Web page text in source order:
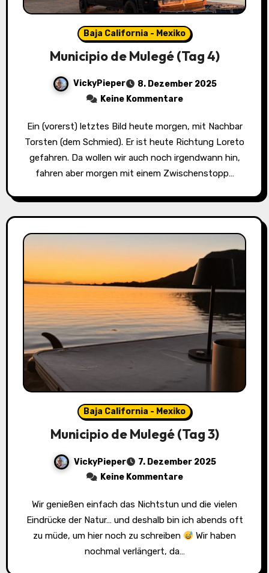
Baja California - Mexiko
Municipio de Mulegé (Tag 4)
VickyPieper
8. Dezember 2025
Keine Kommentare
Ein (vorerst) letztes Bild heute morgen, mit Nachbar
Torsten (dem Schmied). Er ist heute Richtung Loreto
gefahren. Da wollen wir auch noch irgendwann hin,
fahren aber morgen mit einem Zwischenstopp…
Baja California - Mexiko
Municipio de Mulegé (Tag 3)
VickyPieper
7. Dezember 2025
Keine Kommentare
Wir genießen einfach das Nichtstun und die vielen
Eindrücke der Natur… und deshalb bin ich abends oft
zu müde, um hier noch zu schreiben
Wir haben
nochmal verlängert, da…